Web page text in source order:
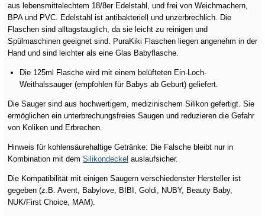
aus lebensmittelechtem 18/8er Edelstahl, und frei von Weichmachern,
BPA und PVC. Edelstahl ist antibakteriell und unzerbrechlich. Die
Flaschen sind alltagstauglich, da sie leicht zu reinigen und
Spülmaschinen geeignet sind. PuraKiki Flaschen liegen angenehm in der
Hand und sind leichter als eine Glas Babyflasche.
Die 125ml Flasche wird mit einem belüfteten Ein-Loch-
Weithalssauger (empfohlen für Babys ab Geburt) geliefert.
Die Sauger sind aus hochwertigem, medizinischem Silikon gefertigt. Sie
ermöglichen ein unterbrechungsfreies Saugen und reduzieren die Gefahr
von Koliken und Erbrechen.
Hinweis für kohlensäurehaltige Getränke: Die Falsche bleibt nur in
Kombination mit dem Silikondeckel auslaufsicher.
Die Kompatibilität mit einigen Saugern verschiedenster Hersteller ist
gegeben (z.B. Avent, Babylove, BIBI, Goldi, NUBY, Beauty Baby,
NUK/First Choice, MAM).